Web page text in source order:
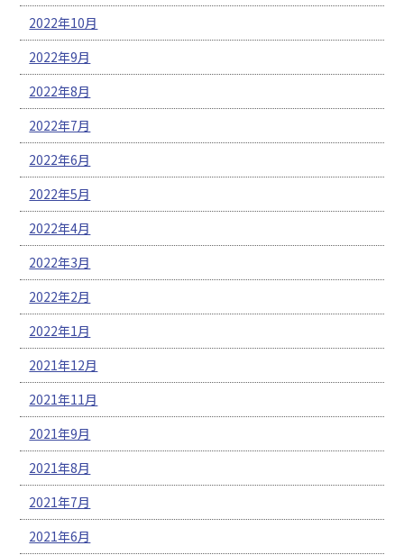
2022年10月
2022年9月
2022年8月
2022年7月
2022年6月
2022年5月
2022年4月
2022年3月
2022年2月
2022年1月
2021年12月
2021年11月
2021年9月
2021年8月
2021年7月
2021年6月